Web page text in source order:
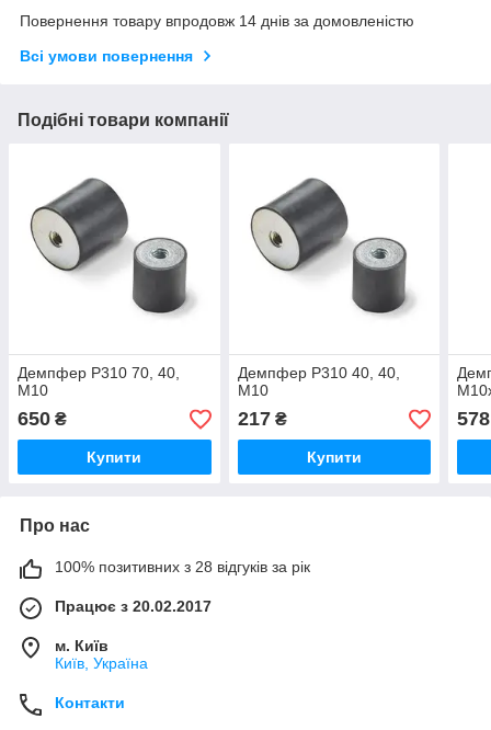
Повернення товару впродовж 14 днів за домовленістю
Всі умови повернення
Подібні товари компанії
Демпфер P310 70, 40,
M10
650 ₴
Купити
Демпфер P310 40, 40,
M10
217₴
Купити
578
Про нас
100% позитивних з 28 відгуків за рік
Працює з 20.02.2017
м. Київ
Київ, Україна
Контакти